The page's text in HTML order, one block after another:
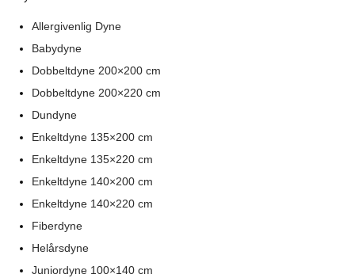
Allergivenlig Dyne
Babydyne
Dobbeltdyne 200×200 cm
Dobbeltdyne 200×220 cm
Dundyne
Enkeltdyne 135×200 cm
Enkeltdyne 135×220 cm
Enkeltdyne 140×200 cm
Enkeltdyne 140×220 cm
Fiberdyne
Helårsdyne
Juniordyne 100×140 cm